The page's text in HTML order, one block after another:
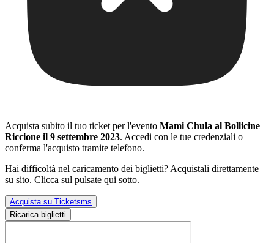
Acquista subito il tuo ticket per l'evento Mami Chula al Bollicine
Riccione il 9 settembre 2023. Accedi con le tue credenziali o
conferma l'acquisto tramite telefono.
Hai difficoltà nel caricamento dei biglietti? Acquistali direttamente
su sito. Clicca sul pulsate qui sotto.
Acquista su Ticketsms
Ricarica biglietti